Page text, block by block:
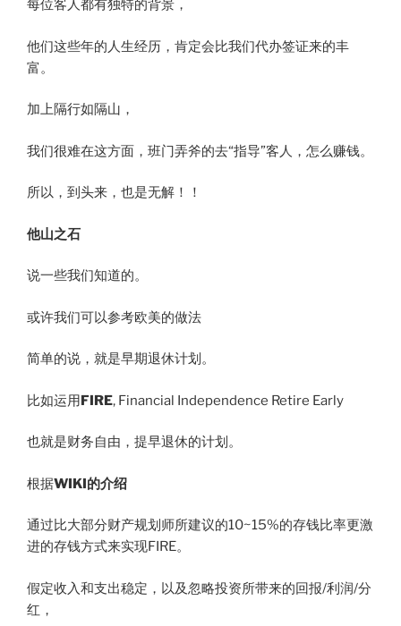
每位客人都有独特的背景，
他们这些年的人生经历，肯定会比我们代办签证来的丰
富。
加上隔行如隔山，
我们很难在这方面，班门弄斧的去“指导”客人，怎么赚钱。
所以，到头来，也是无解！！
他山之石
说一些我们知道的。
或许我们可以参考欧美的做法
简单的说，就是早期退休计划。
比如运用FIRE, Financial Independence Retire Early
也就是财务自由，提早退休的计划。
根据WIKI的介绍
通过比大部分财产规划师所建议的10~15%的存钱比率更激
进的存钱方式来实现FIRE。
假定收入和支出稳定，以及忽略投资所带来的回报/利润/分
红，